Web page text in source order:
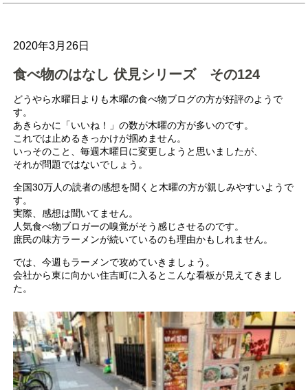
2020年3月26日
食べ物のはなし 伏見シリーズ その124
どうやら水曜日よりも木曜の食べ物ブログの方が好評のようで
す。
あきらかに「いいね！」の数が木曜の方が多いのです。
これでは止めるきっかけが掴めません。
いっそのこと、毎週木曜日に変更しようと思いましたが、
それが問題ではないでしょう。
全国30万人の読者の感想を聞くと木曜の方が親しみやすいようで
す。
実際、感想は聞いてません。
人気食べ物ブロガーの嗅覚がそう感じさせるのです。
庶民の味方ラーメンが続いているのも理由かもしれません。
では、今週もラーメンで攻めていきましょう。
会社から東に向かい住吉町に入るとこんな看板が見えてきまし
た。